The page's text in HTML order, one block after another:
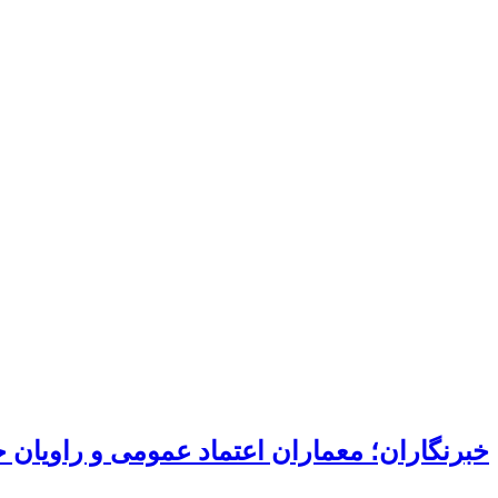
خبرنگاران؛ معماران اعتماد عمومی و